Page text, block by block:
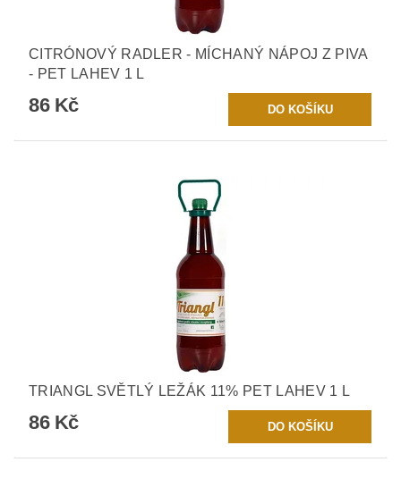
CITRÓNOVÝ RADLER - MÍCHANÝ NÁPOJ Z PIVA
- PET LAHEV 1 L
86 Kč
TRIANGL SVĚTLÝ LEŽÁK 11% PET LAHEV 1 L
86 Kč